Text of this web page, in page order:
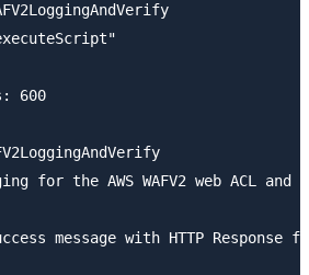
600
for the AWS WAFV2 web ACL and
message with HTTP Response